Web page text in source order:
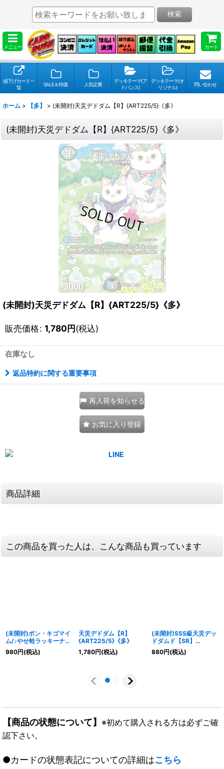
メニュー カート
検索
値下げカード一
覧
SALE＆特価 人気定番
デッキテーマ(ア
ドバンス)
デッキテーマ(オ
リジナル)
問い合わせ
ホーム > 【多】 > (未開封)天災デドダム【R】{ART225/5}《多》
(未開封)天災デドダム【R】{ART225/5}《多》
(未開封)天災デドダム【R】{ART225/5}《多》
販売価格: 1,780円(税込)
在庫なし
返品特約に関する重要事項
再入荷を知らせる
お気に入り登録
商品詳細
この商品を買った人は、こんな商品も買っています
(未開封)ボン・キゴマイ
ム/♪やせ蛙ラッキーナン
バーここにあり【R】
{ART223/5}《水》
980円(税込)
天災デドダム【R】
{ART225/5}《多》
1,780円(税込)
(未開封)SSS級天災デッ
ドダムド【SR】
{ART222/5}《多》
880円(税込)
【商品の状態について】 ※初めて購入される方は必ずご確
認下さい。
●カードの状態表記についての詳細はこちら